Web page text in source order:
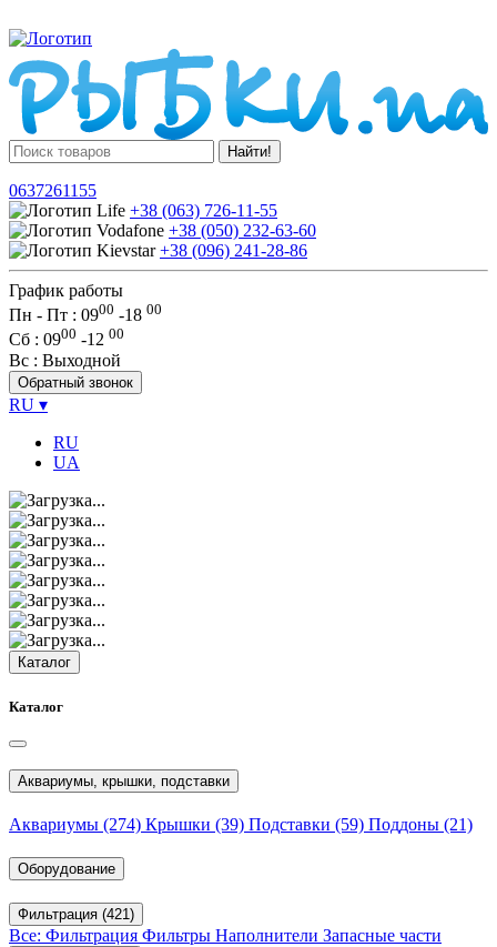
Найти!
0637261155
+38 (063) 726-11-55
+38 (050) 232-63-60
+38 (096) 241-28-86
График работы
Пн - Пт : 0900 -18 00
Сб : 0900 -12 00
Вс : Выходной
Обратный звонок
RU ▾
RU
UA
Каталог
Каталог
Аквариумы, крышки, подставки
Аквариумы (274) Крышки (39) Подставки (59) Поддоны (21)
Оборудование
Фильтрация (421)
Все: Фильтрация Фильтры Наполнители Запасные части